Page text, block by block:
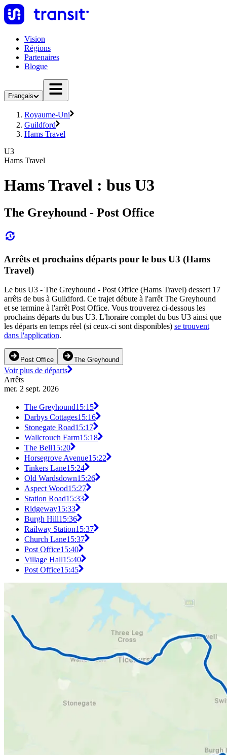
Vision
Régions
Partenaires
Blogue
Français
Royaume-Uni
Guildford
Hams Travel
U3
Hams Travel
Hams Travel : bus U3
The Greyhound - Post Office
Arrêts et prochains départs pour le bus U3 (Hams
Travel)
Le bus U3 - The Greyhound - Post Office (Hams Travel) dessert 17
arrêts de bus à Guildford. Ce trajet débute à l'arrêt The Greyhound
et se termine à l'arrêt Post Office. Vous trouverez ci-dessous les
prochains départs du bus U3. L'horaire complet du bus U3 ainsi que
les départs en temps réel (si ceux-ci sont disponibles) se trouvent
dans l'application.
Post Office The Greyhound
Voir plus de départs
Arrêts
mer. 2 sept. 2026
The Greyhound15:15
Darbys Cottages15:16
Stonegate Road15:17
Wallcrouch Farm15:18
The Bell15:20
Horsegrove Avenue15:22
Tinkers Lane15:24
Old Wardsdown15:26
Aspect Wood15:27
Station Road15:33
Ridgeway15:33
Burgh Hill15:36
Railway Station15:37
Church Lane15:37
Post Office15:40
Village Hall15:40
Post Office15:45